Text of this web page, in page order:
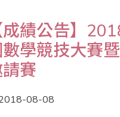
成績公告】
學競技大賽
賽
08-08